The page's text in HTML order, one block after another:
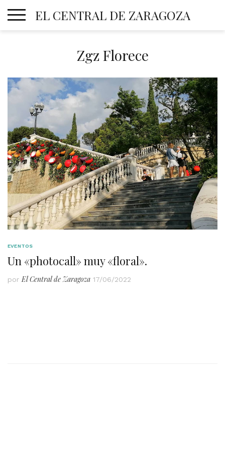
EL CENTRAL DE ZARAGOZA
Zgz Florece
EVENTOS
Un «photocall» muy «floral».
por El Central de Zaragoza 17/06/2022